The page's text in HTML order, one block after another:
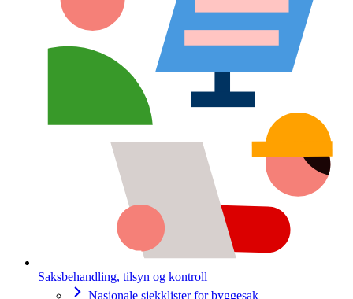
Saksbehandling, tilsyn og kontroll
Nasjonale sjekklister for byggesak